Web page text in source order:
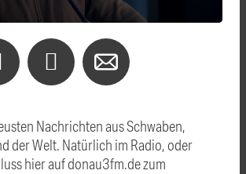
Nachrichten aus Schwaben,
der Welt. Natürlich im Radio, oder
hier auf donau3fm.de zum